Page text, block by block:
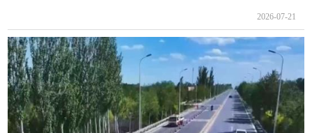
2026-07-21